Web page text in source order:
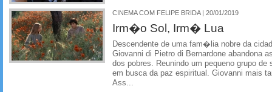
CINEMA COM FELIPE BRIDA | 20/01/2019
Irm�o Sol, Irm� Lua
Descendente de uma fam�lia nobre da
Giovanni di Pietro di Bernardone abandona
dos pobres. Reunindo um pequeno grupo
em busca da paz espiritual. Giovanni mais
Ass...